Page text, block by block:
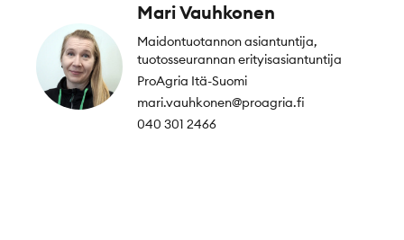
Mari Vauhkonen
Maidontuotannon asiantuntija,
tuotosseurannan erityisasiantuntija
ProAgria Itä-Suomi
mari.vauhkonen@proagria.fi
040 301 2466